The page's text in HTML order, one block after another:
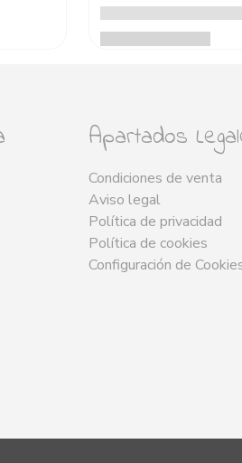
Apartados
Condiciones de venta
Aviso legal
Política de privacidad
Política de cookies
Configuración de